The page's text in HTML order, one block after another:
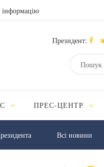
інформацію
Президент:
ПРЕС-ЦЕНТР
Всі новини